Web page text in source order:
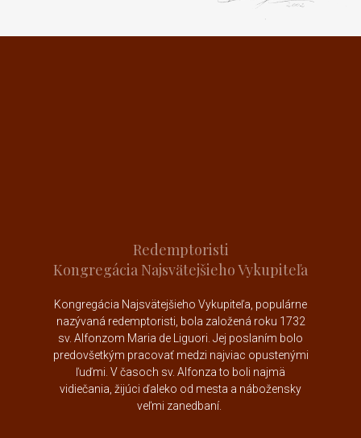
Redemptoristi
Kongregácia Najsvätejšieho Vykupiteľa
Kongregácia Najsvätejšieho Vykupiteľa, populárne
nazývaná redemptoristi, bola založená roku 1732
sv. Alfonzom Maria de Liguori . Jej poslaním bolo
predovšetkým pracovať medzi najviac opustenými
ľuďmi. V časoch sv. Alfonza to boli najmä
vidiečania, žijúci ďaleko od mesta a nábožensky
veľmi zanedbaní.